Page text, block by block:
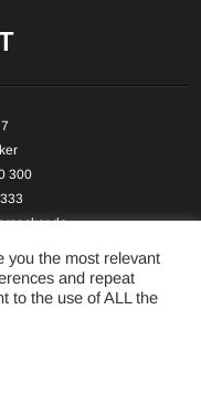
300
- All Rights Reserved.
you the most relevant
and repeat
to the use of ALL the